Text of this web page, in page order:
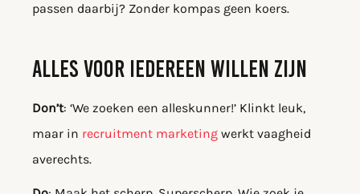
passen daarbij? Zonder kompas geen koers.
ALLES VOOR IEDEREEN WILLEN ZIJN
Don’t: ‘We zoeken een alleskunner!’ Klinkt leuk,
maar in recruitment marketing werkt vaagheid
averechts.